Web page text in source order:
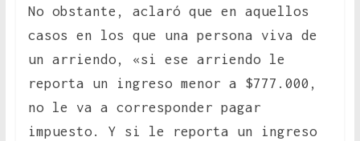
No obstante, aclaró que en aquellos
casos en los que una persona viva de
un arriendo, «si ese arriendo le
reporta un ingreso menor a $777.000,
no le va a corresponder pagar
impuesto. Y si le reporta un ingreso